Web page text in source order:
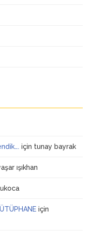
için tunay bayrak
ışıkhan
için